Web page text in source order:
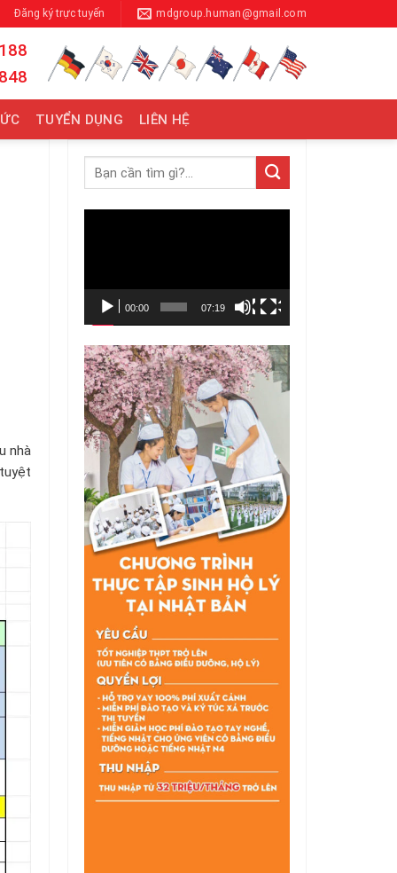
Đăng ký trực tuyến mdgroup.human@gmail.com
TUYỂN DỤNG LIÊN HỆ
nhà
00:00 07:19